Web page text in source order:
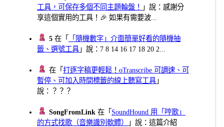
工具，可保存多個不同主題輪盤！
」說：感謝分
享這個實用的工具！🎉 如果有需要波...
5 在「
「隨機數字」介面簡單好看的隨機抽
籤、選號工具 」說：7 8 14 16 17 18 20 2...
在「打逐字稿更輕鬆！oTranscribe 可調速、可
暫停、可加入時間標籤的線上聽寫工具 」
說：？？？
SongFromLink 在「 SoundHound 用「哼歌」
的方式找歌（音樂識別軟體）
」說：這篇介紹